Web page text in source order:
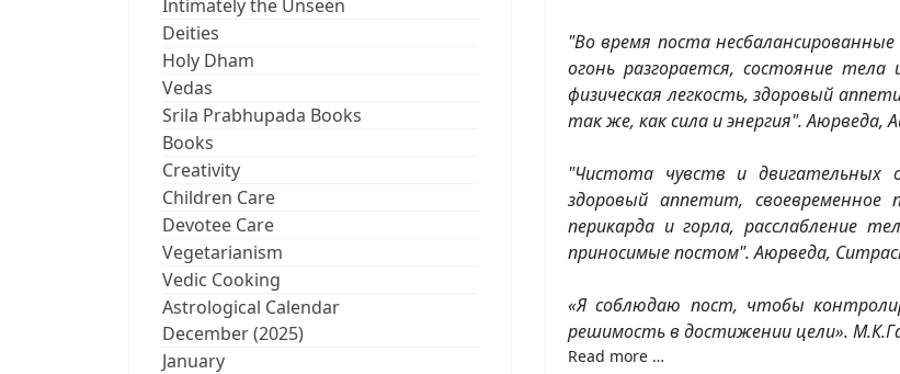
Intimately the Unseen
Deities
Holy Dham
Vedas
Srila Prabhupada Books
Books
Creativity
Children Care
Devotee Care
Vegetarianism
Vedic Cooking
Astrological Calendar
December (2025)
January
"Во время поста
огонь разгорается, состояние
физическая легкость, здоровый
так же, как сила и энергия". Аюрведа,
"Чистота чувств и двигательных
здоровый аппетит,
перикарда и горла, расслабление
приносимые постом". Аюрведа,
«Я соблюдаю пост, чтобы
решимость в достижении цели».
Read more …